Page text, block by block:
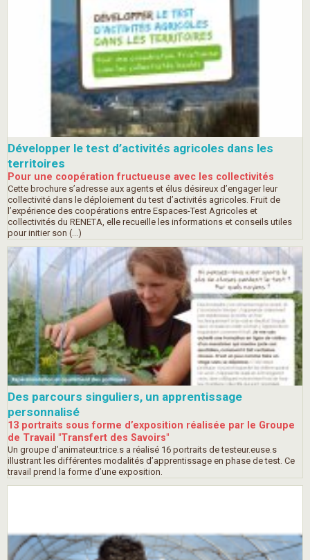
Développer le test d’activités agricoles dans les
territoires
Pour une coopération fructueuse avec les collectivités
Cette brochure s’adresse aux agents et élus désireux d’engager leur
collectivité dans le déploiement du test d’activités agricoles. Fruit de
l’expérience des coopérations entre Espaces-Test Agricoles et
collectivités du RENETA, elle recueille les informations et conseils utiles
pour initier son (…)
Des parcours singuliers, un apprentissage
personnalisé
13 portraits sous forme d’exposition réalisée par le Groupe
de Travail "Transfert des Savoirs"
Un groupe d’animateur.trice.s a réalisé 16 portraits de testeur.euse.s
illustrant les différentes modalités d’apprentissage en phase de test. Ce
travail prend la forme d’une exposition.